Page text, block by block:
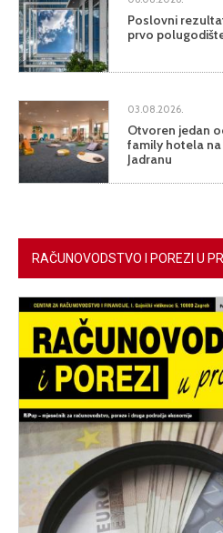
Poslovni
prvo
03.08.2026.
Otvoren jedan
family hotela
Jadranu
RAČUNOVODSTVO I POREZI U